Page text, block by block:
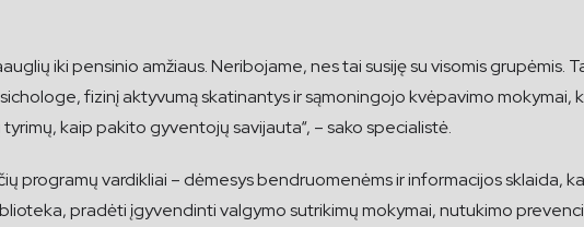
iki pensinio amžiaus. Neribojame, nes tai susiję su visomis grupėmis.
fizinį aktyvumą skatinantys ir sąmoningojo kvėpavimo
kaip pakito gyventojų savijauta“, – sako specialistė.
programų vardikliai – dėmesys bendruomenėms ir informacijos sklaida,
pradėti įgyvendinti valgymo sutrikimų mokymai, nutukimo